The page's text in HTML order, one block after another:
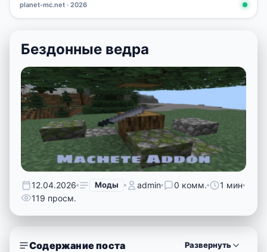
planet-mc.net · 2026
Бездонные ведра
12.04.2026 Моды admin 0 комм.
1 мин
119 просм.
Содержание поста Развернуть